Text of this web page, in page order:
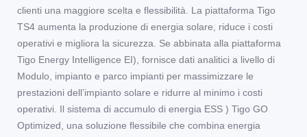
clienti una maggiore scelta e flessibilità. La piattaforma Tigo
TS4 aumenta la produzione di energia solare, riduce i costi
operativi e migliora la sicurezza. Se abbinata alla piattaforma
Tigo Energy Intelligence EI), fornisce dati analitici a livello di
Modulo, impianto e parco impianti per massimizzare le
prestazioni dell’impianto solare e ridurre al minimo i costi
operativi. Il sistema di accumulo di energia ESS ) Tigo GO
Optimized, una soluzione flessibile che combina energia